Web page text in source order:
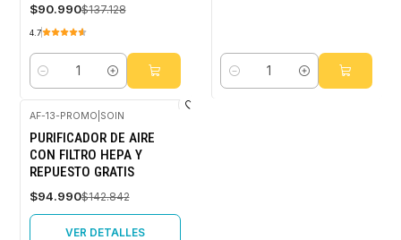
$90.990$137.128
4.7
Cantidad Cantidad
-33%
OFF
No disponible
AF-13-PROMO SOIN
PURIFICADOR DE AIRE
CON FILTRO HEPA Y
REPUESTO GRATIS
$94.990$142.842
VER DETALLES